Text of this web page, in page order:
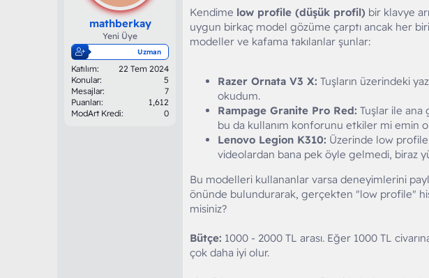
a
n
ç
r
i
h
e
m
e
mathberkay
Yeni Üye
Uzman
Katılım
22 Tem 2024
Konular
5
Mesajlar
7
Puanları
1,612
ModArt Kredi
0
Kendime low profile (düşük profil) bir klavye
uygun birkaç model gözüme çarptı ancak her
modeller ve kafama takılanlar şunlar:
Razer Ornata V3 X: Tuşların üzerindeki
okudum.
Rampage Granite Pro Red: Tuşlar ile ana
bu da kullanım konforunu etkiler mi emin
Lenovo Legion K310: Üzerinde low
videolardan bana pek öyle gelmedi, biraz
Bu modelleri kullananlar varsa deneyimlerini
önünde bulundurarak, gerçekten "low profile"
misiniz?
Bütçe: 1000 - 2000 TL arası. Eğer 1000 TL
çok daha iyi olur.